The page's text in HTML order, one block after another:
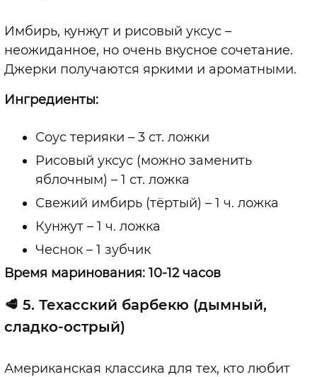
Имбирь, кунжут и рисовый уксус –
неожиданное, но очень вкусное сочетание.
Джерки получаются яркими и ароматными.
Ингредиенты:
Соус терияки – 3 ст. ложки
Рисовый уксус (можно заменить
яблочным) – 1 ст. ложка
Свежий имбирь (тёртый) – 1 ч. ложка
Кунжут – 1 ч. ложка
Чеснок – 1 зубчик
Время маринования: 10-12 часов
🥩 5. Техасский барбекю (дымный,
сладко-острый)
Американская классика для тех, кто любит